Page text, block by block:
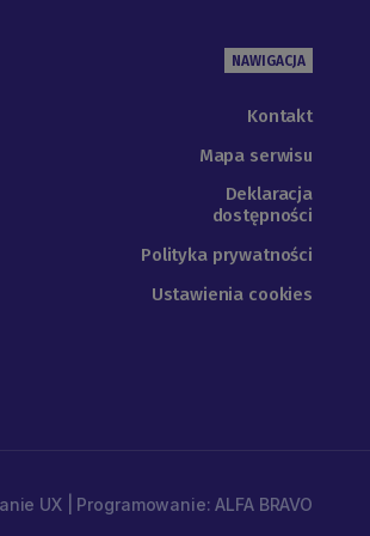
NAWIGACJA
Kontakt
Mapa serwisu
Deklaracja
dostępności
Polityka prywatności
Ustawienia cookies
UX | Programowanie: ALFA BRAVO